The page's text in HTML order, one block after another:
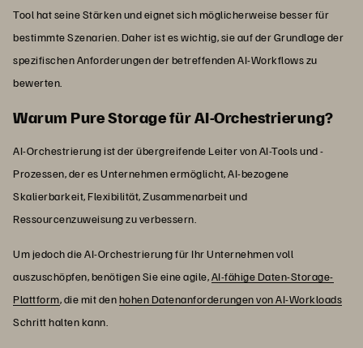
Tool hat seine Stärken und eignet sich möglicherweise besser für
bestimmte Szenarien. Daher ist es wichtig, sie auf der Grundlage der
spezifischen Anforderungen der betreffenden AI-Workflows zu
bewerten.
Warum Pure Storage für AI-Orchestrierung?
AI-Orchestrierung ist der übergreifende Leiter von AI-Tools und -
Prozessen, der es Unternehmen ermöglicht, AI-bezogene
Skalierbarkeit, Flexibilität, Zusammenarbeit und
Ressourcenzuweisung zu verbessern.
Um jedoch die AI-Orchestrierung für Ihr Unternehmen voll
auszuschöpfen, benötigen Sie eine agile,AI-fähige Daten-Storage-
Plattform, die mit denhohen Datenanforderungen von AI-Workloads
Schritt halten kann.